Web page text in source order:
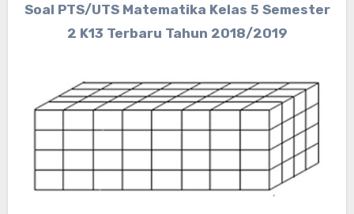
Soal PTS/UTS Matematika Kelas 5 Semester
2 K13 Terbaru Tahun 2018/2019